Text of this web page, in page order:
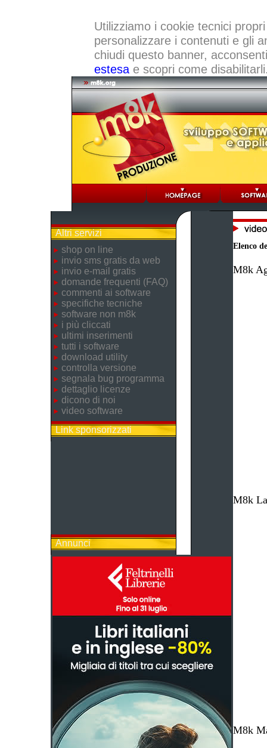
Utilizziamo i cookie tecnici
personalizzare i contenuti e gli
chiudi questo banner,
estesae scopri come
Altri servizi
shop on line
invio sms gratis da web
invio e-mail gratis
domande frequenti (FAQ)
commenti ai software
specifiche tecniche
software non m8k
i più cliccati
ultimi inserimenti
tutti i software
download utility
controlla versione
segnala bug programma
dettaglio licenze
dicono di noi
video software
Link sponsorizzati
Annunci
Elenco
M8k
M8k
M8k